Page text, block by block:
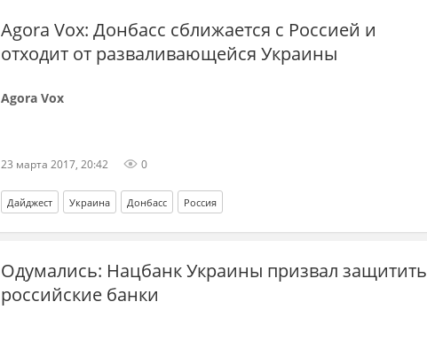
Agora Vox: Донбасс сближается с Россией и
отходит от разваливающейся Украины
Agora Vox
23 марта 2017, 20:42 0
Дайджест Украина Донбасс Россия
Одумались: Нацбанк Украины призвал защитить
российские банки